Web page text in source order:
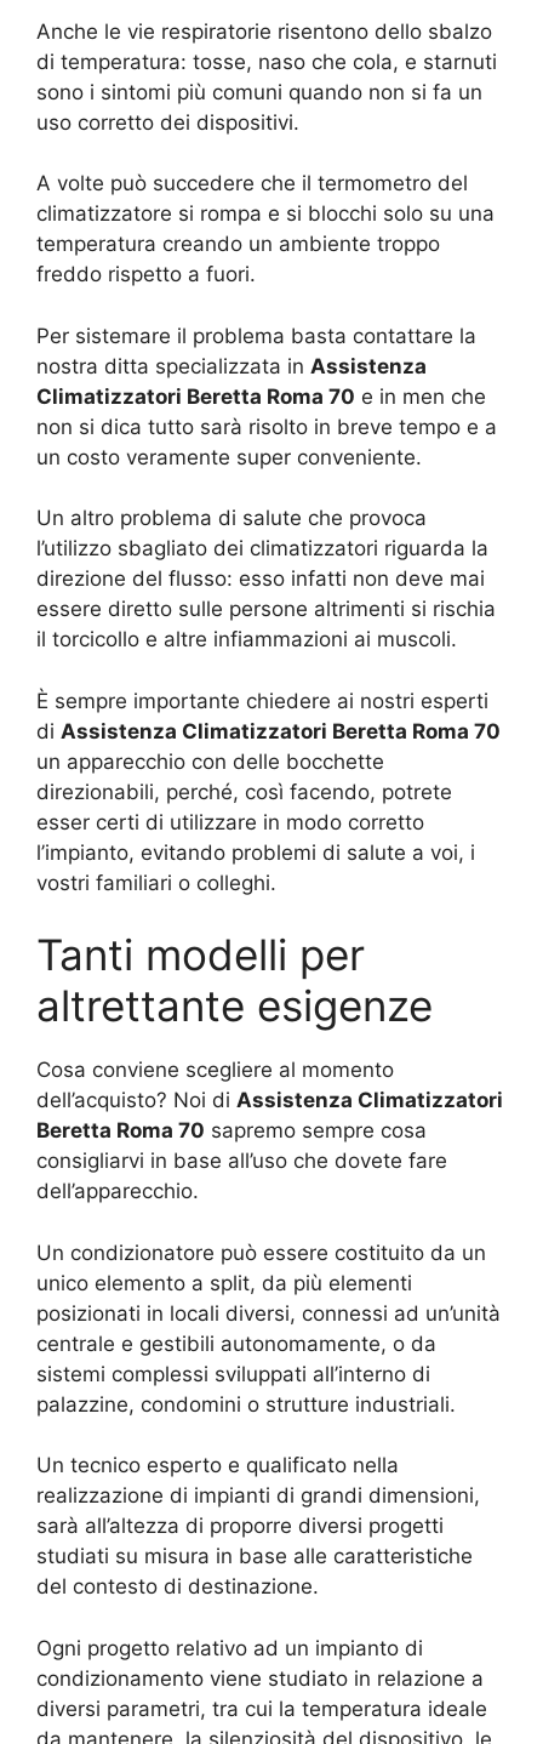
Anche le vie respiratorie risentono dello sbalzo
di temperatura: tosse, naso che cola, e starnuti
sono i sintomi più comuni quando non si fa un
uso corretto dei dispositivi.
A volte può succedere che il termometro del
climatizzatore si rompa e si blocchi solo su una
temperatura creando un ambiente troppo
freddo rispetto a fuori.
Per sistemare il problema basta contattare la
nostra ditta specializzata in Assistenza
Climatizzatori Beretta Roma 70 e in men che
non si dica tutto sarà risolto in breve tempo e a
un costo veramente super conveniente.
Un altro problema di salute che provoca
l’utilizzo sbagliato dei climatizzatori riguarda la
direzione del flusso: esso infatti non deve mai
essere diretto sulle persone altrimenti si rischia
il torcicollo e altre infiammazioni ai muscoli.
È sempre importante chiedere ai nostri esperti
di Assistenza Climatizzatori Beretta Roma 70
un apparecchio con delle bocchette
direzionabili, perché, così facendo, potrete
esser certi di utilizzare in modo corretto
l’impianto, evitando problemi di salute a voi, i
vostri familiari o colleghi.
Tanti modelli per
altrettante esigenze
Cosa conviene scegliere al momento
dell’acquisto? Noi di Assistenza Climatizzatori
Beretta Roma 70 sapremo sempre cosa
consigliarvi in base all’uso che dovete fare
dell’apparecchio.
Un condizionatore può essere costituito da un
unico elemento a split, da più elementi
posizionati in locali diversi, connessi ad un’unità
centrale e gestibili autonomamente, o da
sistemi complessi sviluppati all’interno di
palazzine, condomini o strutture industriali.
Un tecnico esperto e qualificato nella
realizzazione di impianti di grandi dimensioni,
sarà all’altezza di proporre diversi progetti
studiati su misura in base alle caratteristiche
del contesto di destinazione.
Ogni progetto relativo ad un impianto di
condizionamento viene studiato in relazione a
diversi parametri, tra cui la temperatura ideale
da mantenere, la silenziosità del dispositivo, le